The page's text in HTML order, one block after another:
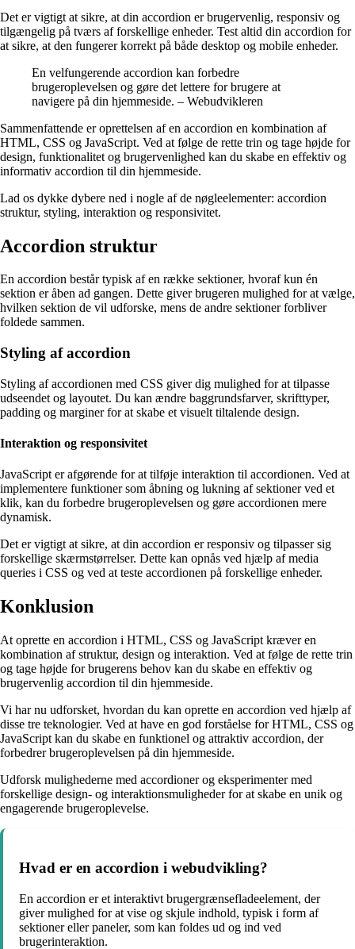
Det er vigtigt at sikre, at din accordion er brugervenlig, responsiv og
tilgængelig på tværs af forskellige enheder. Test altid din accordion for
at sikre, at den fungerer korrekt på både desktop og mobile enheder.
En velfungerende accordion kan forbedre
brugeroplevelsen og gøre det lettere for brugere at
navigere på din hjemmeside. – Webudvikleren
Sammenfattende er oprettelsen af en accordion en kombination af
HTML, CSS og JavaScript. Ved at følge de rette trin og tage højde for
design, funktionalitet og brugervenlighed kan du skabe en effektiv og
informativ accordion til din hjemmeside.
Lad os dykke dybere ned i nogle af de nøgleelementer: accordion
struktur, styling, interaktion og responsivitet.
Accordion struktur
En accordion består typisk af en række sektioner, hvoraf kun én
sektion er åben ad gangen. Dette giver brugeren mulighed for at vælge,
hvilken sektion de vil udforske, mens de andre sektioner forbliver
foldede sammen.
Styling af accordion
Styling af accordionen med CSS giver dig mulighed for at tilpasse
udseendet og layoutet. Du kan ændre baggrundsfarver, skrifttyper,
padding og marginer for at skabe et visuelt tiltalende design.
Interaktion og responsivitet
JavaScript er afgørende for at tilføje interaktion til accordionen. Ved at
implementere funktioner som åbning og lukning af sektioner ved et
klik, kan du forbedre brugeroplevelsen og gøre accordionen mere
dynamisk.
Det er vigtigt at sikre, at din accordion er responsiv og tilpasser sig
forskellige skærmstørrelser. Dette kan opnås ved hjælp af media
queries i CSS og ved at teste accordionen på forskellige enheder.
Konklusion
At oprette en accordion i HTML, CSS og JavaScript kræver en
kombination af struktur, design og interaktion. Ved at følge de rette trin
og tage højde for brugerens behov kan du skabe en effektiv og
brugervenlig accordion til din hjemmeside.
Vi har nu udforsket, hvordan du kan oprette en accordion ved hjælp af
disse tre teknologier. Ved at have en god forståelse for HTML, CSS og
JavaScript kan du skabe en funktionel og attraktiv accordion, der
forbedrer brugeroplevelsen på din hjemmeside.
Udforsk mulighederne med accordioner og eksperimenter med
forskellige design- og interaktionsmuligheder for at skabe en unik og
engagerende brugeroplevelse.
Hvad er en accordion i webudvikling?
En accordion er et interaktivt brugergrænsefladeelement, der
giver mulighed for at vise og skjule indhold, typisk i form af
sektioner eller paneler, som kan foldes ud og ind ved
brugerinteraktion.